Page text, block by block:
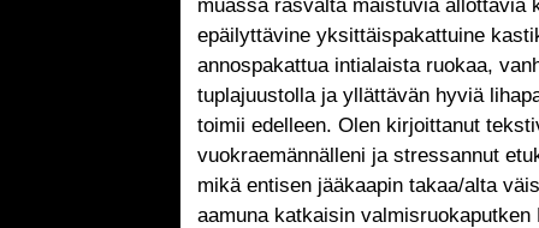
muassa rasvalta maistuvia ällöttäviä
epäilyttävine yksittäispakattuine
annospakattua intialaista ruokaa,
tuplajuustolla ja yllättävän hyviä
toimii edelleen. Olen kirjoittanut
vuokraemännälleni ja stressannut
mikä entisen jääkaapin takaa/alta
aamuna katkaisin